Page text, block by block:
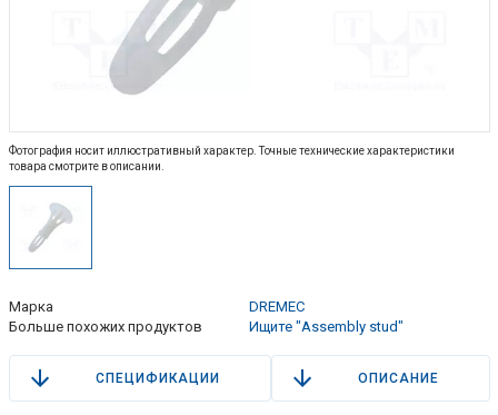
Фотография носит иллюстративный характер. Точные технические характеристики
товара смотрите в описании.
Марка
DREMEC
Больше похожих продуктов
Ищите "Assembly stud"
СПЕЦИФИКАЦИИ ОПИСАНИЕ